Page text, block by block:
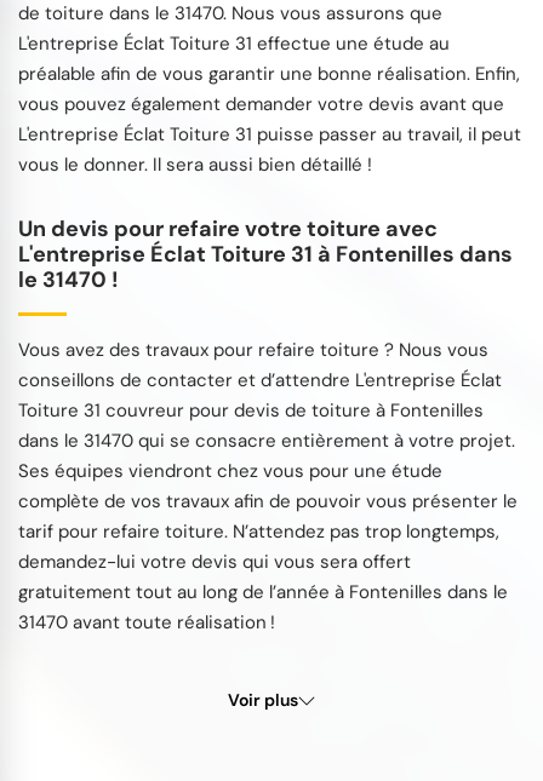
de toiture dans le 31470. Nous vous assurons que
L'entreprise Éclat Toiture 31 effectue une étude au
préalable afin de vous garantir une bonne réalisation. Enfin,
vous pouvez également demander votre devis avant que
L'entreprise Éclat Toiture 31 puisse passer au travail, il peut
vous le donner. Il sera aussi bien détaillé !
Un devis pour refaire votre toiture avec
L'entreprise Éclat Toiture 31 à Fontenilles dans
le 31470 !
Vous avez des travaux pour refaire toiture ? Nous vous
conseillons de contacter et d’attendre L'entreprise Éclat
Toiture 31 couvreur pour devis de toiture à Fontenilles
dans le 31470 qui se consacre entièrement à votre projet.
Ses équipes viendront chez vous pour une étude
complète de vos travaux afin de pouvoir vous présenter le
tarif pour refaire toiture. N’attendez pas trop longtemps,
demandez-lui votre devis qui vous sera offert
gratuitement tout au long de l’année à Fontenilles dans le
31470 avant toute réalisation !
Voir plus